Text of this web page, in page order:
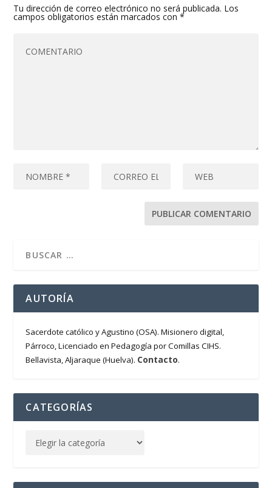
Tu dirección de correo electrónico no será publicada. Los
campos obligatorios están marcados con*
AUTORÍA
Sacerdote católico y Agustino (OSA). Misionero digital,
Párroco, Licenciado en Pedagogía por Comillas CIHS.
Bellavista, Aljaraque (Huelva). Contacto.
CATEGORÍAS